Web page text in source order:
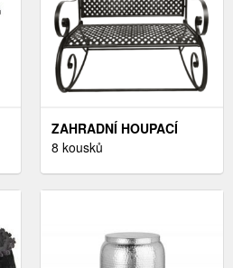
ZAHRADNÍ HOUPACÍ
LAVICE
8 kousků